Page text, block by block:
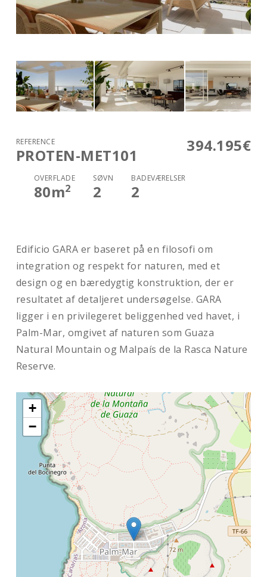
394.195€
REFERENCE
PROTEN-MET101
OVERFLADE
80m2
SØVN
2
BADEVÆRELSER
2
Edificio GARA er baseret på en filosofi om
integration og respekt for naturen, med et
design og en bæredygtig konstruktion, der er
resultatet af detaljeret undersøgelse. GARA
ligger i en privilegeret beliggenhed ved havet, i
Palm-Mar, omgivet af naturen som Guaza
Natural Mountain og Malpaís de la Rasca Nature
Reserve.
+
−